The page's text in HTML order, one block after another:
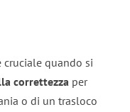
cruciale quando si
correttezza per
o di un trasloco